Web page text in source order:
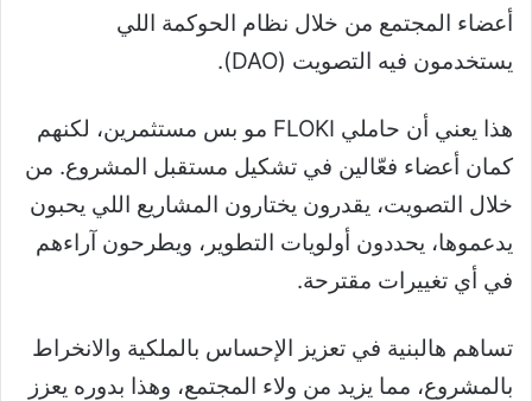
أعضاء المجتمع من خلال نظام الحوكمة اللي
يستخدمون فيه التصويت (DAO).
هذا يعني أن حاملي FLOKI مو بس مستثمرين، لكنهم
كمان أعضاء فعّالين في تشكيل مستقبل المشروع. من
خلال التصويت، يقدرون يختارون المشاريع اللي يحبون
يدعموها، يحددون أولويات التطوير، ويطرحون آراءهم
في أي تغييرات مقترحة.
تساهم هالبنية في تعزيز الإحساس بالملكية والانخراط
بالمشروع، مما يزيد من ولاء المجتمع، وهذا بدوره يعزز